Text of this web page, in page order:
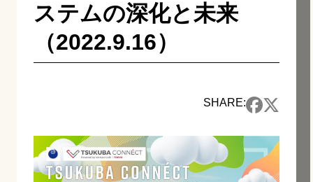
ステムの深化と未来
（2022.9.16）
SHARE: